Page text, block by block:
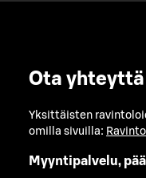
Ota yhteyttä
Yksittäisten
omilla sivuilla:
Myyntipalvelu,